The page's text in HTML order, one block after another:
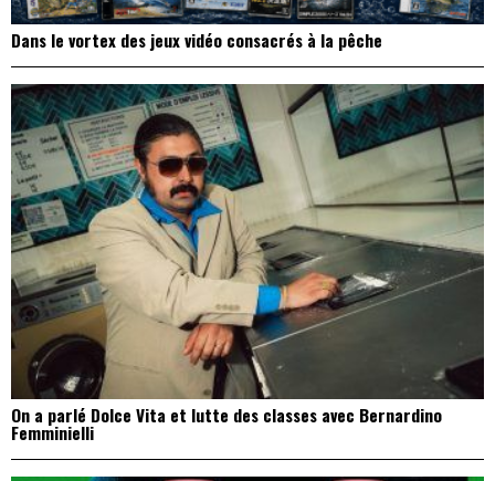
Dans le vortex des jeux vidéo consacrés à la pêche
On a parlé Dolce Vita et lutte des classes avec Bernardino
Femminielli